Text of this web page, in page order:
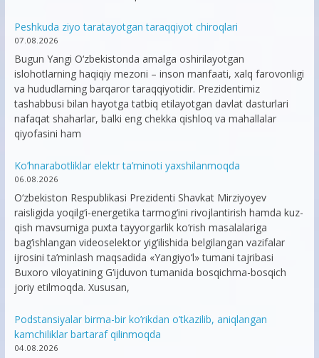
Peshkuda ziyo taratayotgan taraqqiyot chiroqlari
07.08.2026
Bugun Yangi O‘zbekistonda amalga oshirilayotgan
islohotlarning haqiqiy mezoni – inson manfaati, xalq farovonligi
va hududlarning barqaror taraqqiyotidir. Prezidentimiz
tashabbusi bilan hayotga tatbiq etilayotgan davlat dasturlari
nafaqat shaharlar, balki eng chekka qishloq va mahallalar
qiyofasini ham
Ko’hnarabotliklar elektr ta’minoti yaxshilanmoqda
06.08.2026
O‘zbekiston Respublikasi Prezidenti Shavkat Mirziyoyev
raisligida yoqilg‘i-energetika tarmog‘ini rivojlantirish hamda kuz-
qish mavsumiga puxta tayyorgarlik ko‘rish masalalariga
bag‘ishlangan videoselektor yig‘ilishida belgilangan vazifalar
ijrosini ta’minlash maqsadida «Yangiyo‘l» tumani tajribasi
Buxoro viloyatining G‘ijduvon tumanida bosqichma-bosqich
joriy etilmoqda. Xususan,
Podstansiyalar birma-bir ko’rikdan o’tkazilib, aniqlangan
kamchiliklar bartaraf qilinmoqda
04.08.2026